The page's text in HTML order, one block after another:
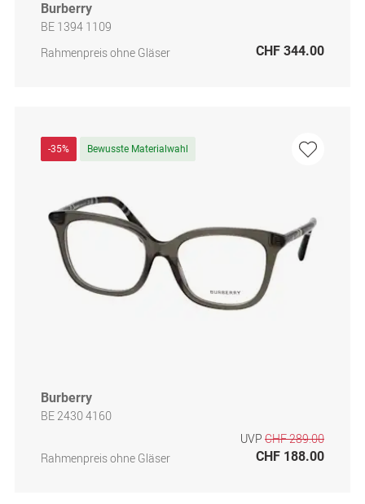
Burberry
BE 1394 1109
Rahmenpreis ohne Gläser
CHF 344.00
-35% Bewusste Materialwahl
Burberry
BE 2430 4160
Rahmenpreis ohne Gläser
UVP CHF 289.00
CHF 188.00